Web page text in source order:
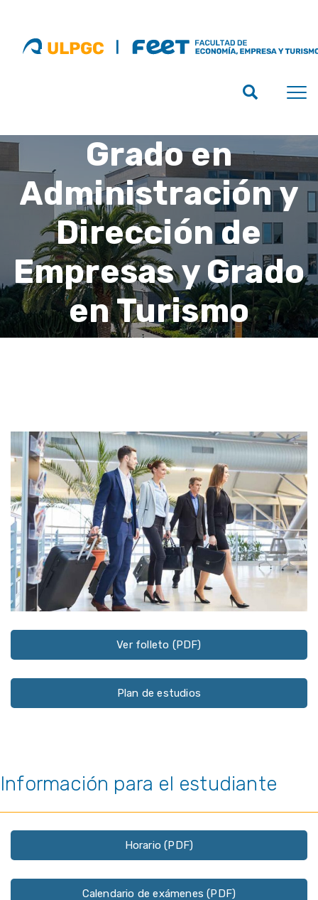
Grado en
Administración y
Dirección de
Empresas y Grado
en Turismo
Ver folleto (PDF)
Plan de estudios
Información para el estudiante
Horario (PDF)
Calendario de exámenes (PDF)